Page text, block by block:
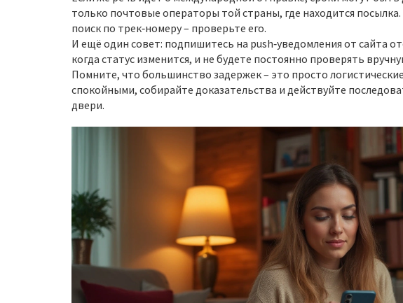
только почтовые операторы той страны, где находится
поиск по трек‑номеру – проверьте его.
И ещё один совет: подпишитесь на push‑уведомления от сайта
когда статус изменится, и не будете постоянно проверять
Помните, что большинство задержек – это просто
спокойными, собирайте доказательства и действуйте
двери.